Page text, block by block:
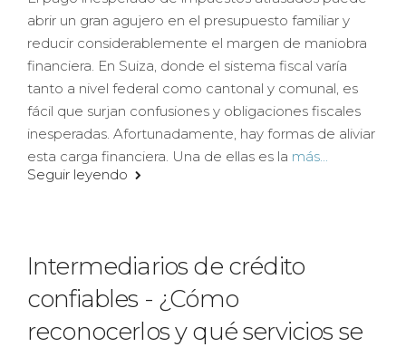
abrir un gran agujero en el presupuesto familiar y
reducir considerablemente el margen de maniobra
financiera. En Suiza, donde el sistema fiscal varía
tanto a nivel federal como cantonal y comunal, es
fácil que surjan confusiones y obligaciones fiscales
inesperadas. Afortunadamente, hay formas de aliviar
esta carga financiera. Una de ellas es la más...
Seguir leyendo
Intermediarios de crédito
confiables - ¿Cómo
reconocerlos y qué servicios se